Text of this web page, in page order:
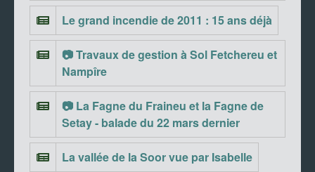
Le grand incendie de 2011 : 15 ans déjà
📷 Travaux de gestion à Sol Fetchereu et
Nampîre
📷 La Fagne du Fraineu et la Fagne de
Setay - balade du 22 mars dernier
La vallée de la Soor vue par Isabelle